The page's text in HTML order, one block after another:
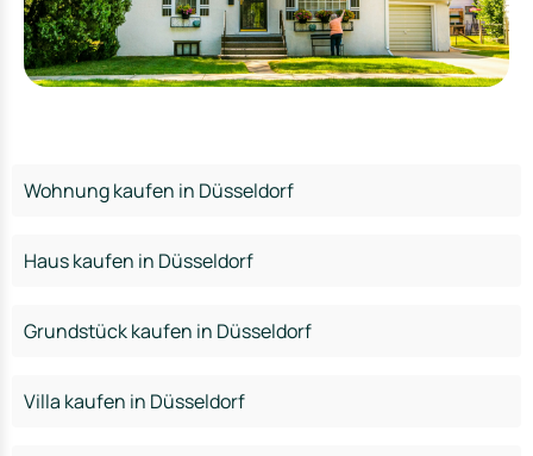
Wohnung kaufen in Düsseldorf
Haus kaufen in Düsseldorf
Grundstück kaufen in Düsseldorf
Villa kaufen in Düsseldorf